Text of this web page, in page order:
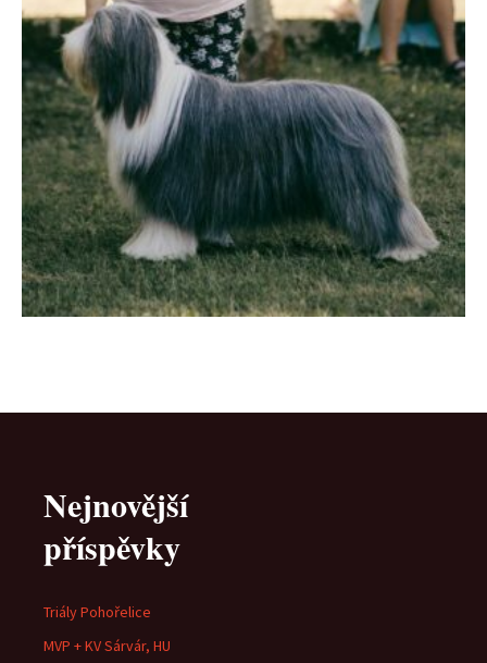
Nejnovější
příspěvky
Triály Pohořelice
MVP + KV Sárvár, HU